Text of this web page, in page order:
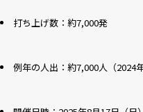
打ち上げ数：約7,000発
例年の人出：約7,000人（2024年